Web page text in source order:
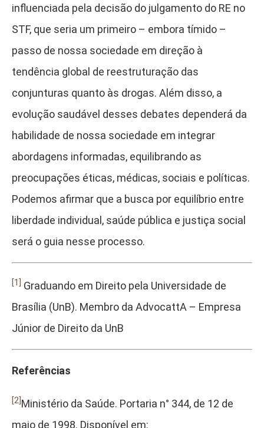
influenciada pela decisão do julgamento do RE no
STF, que seria um primeiro – embora tímido –
passo de nossa sociedade em direção à
tendência global de reestruturação das
conjunturas quanto às drogas. Além disso, a
evolução saudável desses debates dependerá da
habilidade de nossa sociedade em integrar
abordagens informadas, equilibrando as
preocupações éticas, médicas, sociais e políticas.
Podemos afirmar que a busca por equilíbrio entre
liberdade individual, saúde pública e justiça social
será o guia nesse processo.
[1] Graduando em Direito pela Universidade de
Brasília (UnB). Membro da AdvocattA – Empresa
Júnior de Direito da UnB
Referências
[2]Ministério da Saúde. Portaria n° 344, de 12 de
maio de 1998. Disponível em: